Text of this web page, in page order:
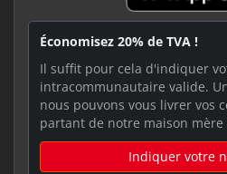
Économisez 20% de TVA !
Il suffit pour cela d'indiquer
intracommunautaire valide.
nous pouvons vous livrer vos
partant de notre maison mère
Indiquer votre